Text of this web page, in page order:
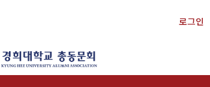
로그인